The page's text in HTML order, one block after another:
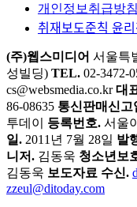
개인정보취급방침
취재보도준칙
(주)웹스미디어 서울특
성빌딩) TEL. 02-3472-
cs@websmedia.co.kr 대
86-08635 통신판매신고
투데이
등록번호. 서울
일. 2011년 7월 28일 발
니저. 김동욱 청소년보
김동욱 보도자료 수신.
zzeul@ditoday.com